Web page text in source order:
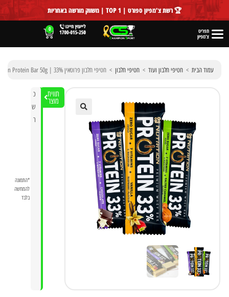
לתוכן 🏆 רשת צ'מפיון ספורט | TOP 1 | משווק מורשה באחריות
תפריט
צ'מפיון
0
עמוד הבית > חטיפי חלבון ועוד > חטיפי חלבון > חטיפי חלבון פרוטאין 33% | Go On Nutrition Protein Bar 50g
תווית
מוצר
כ
ש
ר
*התמונה
להמחשה
בלבד